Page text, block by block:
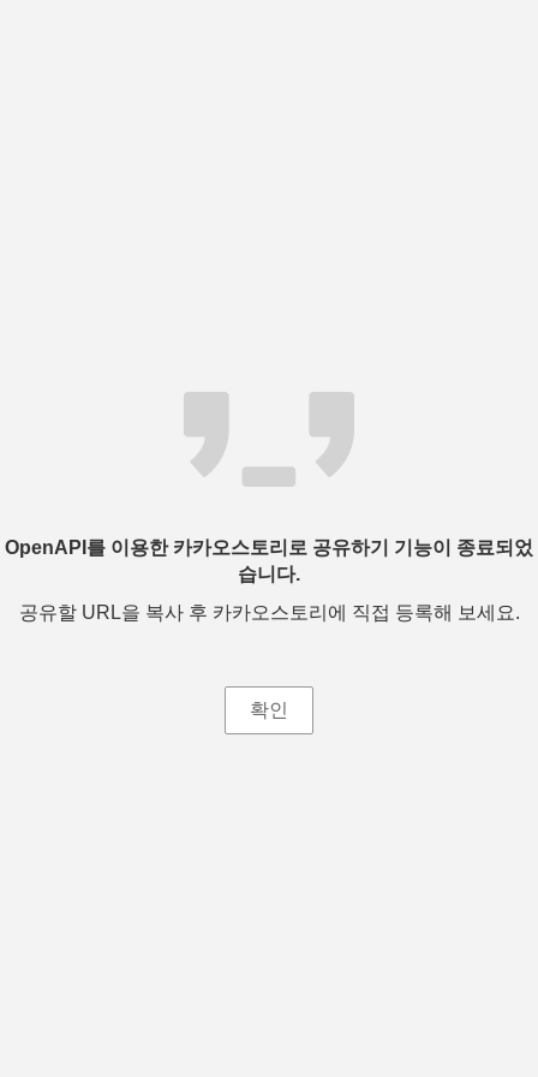
OpenAPI를 이용한 카카오스토리로 공유하기 기능이 종료되었
습니다.
공유할 URL을 복사 후 카카오스토리에 직접 등록해 보세요.
확인